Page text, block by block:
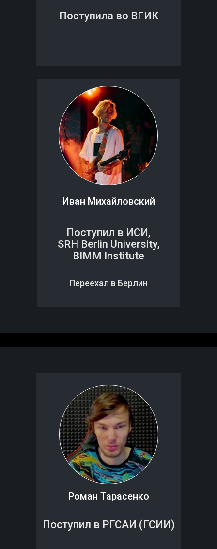
Иван Михайловский
Поступил в ИСИ,
SRH Berlin University,
BIMM Institute
Поступила во ВГИК
Переехал в Берлин
Поступил в РГСАИ (ГСИИ)
Роман Тарасенко